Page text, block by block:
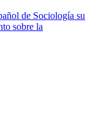
de Sociología su
sobre la